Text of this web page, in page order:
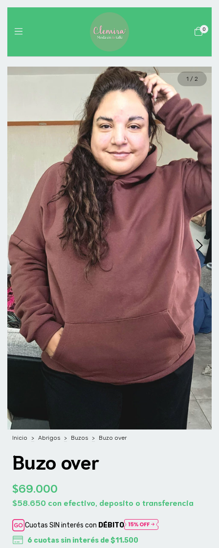
0
1 / 2
Inicio > Abrigos > Buzos > Buzo over
Buzo over
$69.000
$58.650 con efectivo, deposito o transferencia
Cuotas SIN interés con DÉBITO
6 cuotas sin interés de$11.500